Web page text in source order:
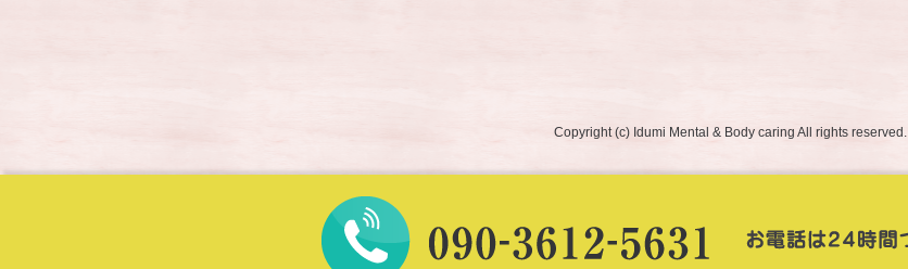
Copyright (c) Idumi Mental & Body caring All rights reserved.